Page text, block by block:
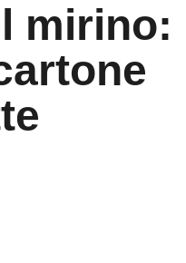
mirino: